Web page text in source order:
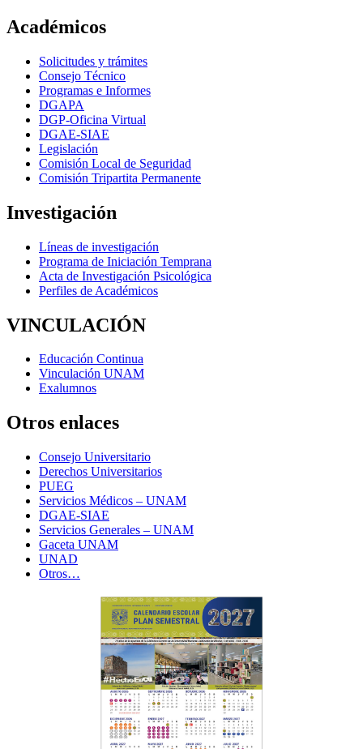
Académicos
Solicitudes y trámites
Consejo Técnico
Programas e Informes
DGAPA
DGP-Oficina Virtual
DGAE-SIAE
Legislación
Comisión Local de Seguridad
Comisión Tripartita Permanente
Investigación
Líneas de investigación
Programa de Iniciación Temprana
Acta de Investigación Psicológica
Perfiles de Académicos
VINCULACIÓN
Educación Continua
Vinculación UNAM
Exalumnos
Otros enlaces
Consejo Universitario
Derechos Universitarios
PUEG
Servicios Médicos – UNAM
DGAE-SIAE
Servicios Generales – UNAM
Gaceta UNAM
UNAD
Otros…